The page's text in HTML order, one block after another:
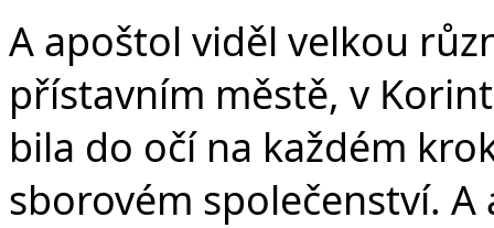
A apoštol viděl velkou
přístavním městě, v
bila do očí na každém
sborovém společenství.